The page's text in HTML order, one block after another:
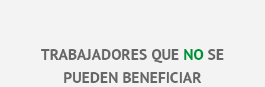
TRABAJADORES QUE NO SE
PUEDEN BENEFICIAR